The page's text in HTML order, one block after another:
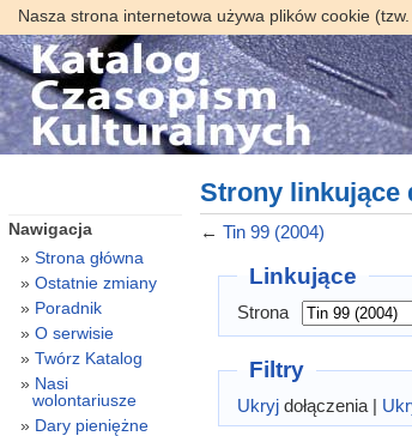
Nasza strona internetowa używa plików cookie
Strony linkujące
← Tin 99 (2004)
Linkujące
Strona
Filtry
Ukryj dołączenia |
Nawigacja
Strona główna
Ostatnie zmiany
Poradnik
O serwisie
Twórz Katalog
Nasi
wolontariusze
Dary pieniężne